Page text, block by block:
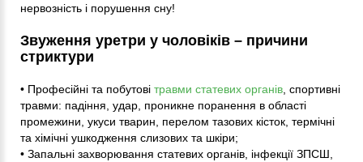
нервозність і порушення сну!
Звуження уретри у чоловіків – причини
стриктури
• Професійні та побутові травми статевих органів , спортивні
травми: падіння, удар, проникне поранення в області
промежини, укуси тварин, перелом тазових кісток, термічні
та хімічні ушкодження слизових та шкіри;
• Запальні захворювання статевих органів, інфекції ЗПСШ,